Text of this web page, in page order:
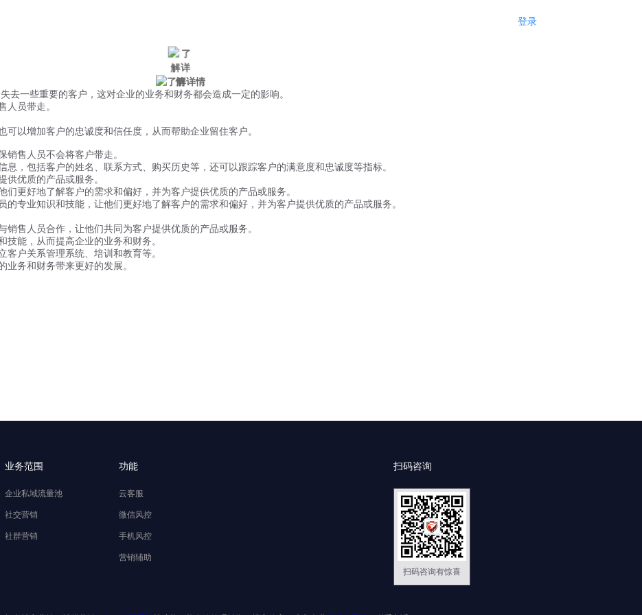
登录
一些重要的客户，这对企业的业务和财务都会造成一定的影响。
人员带走。
以增加客户的忠诚度和信任度，从而帮助企业留住客户。
售人员不会将客户带走。
，包括客户的姓名、联系方式、购买历史等，还可以跟踪客户的满意度和忠诚度等指标。
优质的产品或服务。
更好地了解客户的需求和偏好，并为客户提供优质的产品或服务。
专业知识和技能，让他们更好地了解客户的需求和偏好，并为客户提供优质的产品或服务。
售人员合作，让他们共同为客户提供优质的产品或服务。
能，从而提高企业的业务和财务。
户关系管理系统、培训和教育等。
务和财务带来更好的发展。
业务范围
企业私域流量池
社交营销
社群营销
功能
云客服
微信风控
手机风控
营销辅助
扫码咨询
扫码咨询有惊喜